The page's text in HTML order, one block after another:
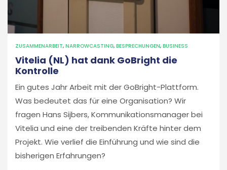
ZUSAMMENARBEIT, NARROWCASTING, BESPRECHUNGEN, BUSINESS
Vitelia (NL) hat dank GoBright die
Kontrolle
Ein gutes Jahr Arbeit mit der GoBright-Plattform.
Was bedeutet das für eine Organisation? Wir
fragen Hans Sijbers, Kommunikationsmanager bei
Vitelia und eine der treibenden Kräfte hinter dem
Projekt. Wie verlief die Einführung und wie sind die
bisherigen Erfahrungen?